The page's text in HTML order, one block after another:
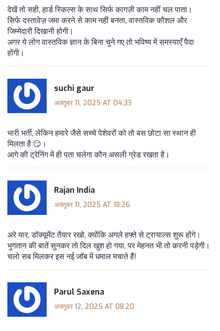
देखें तो सही, हार्ड स्किल्स के साथ सिर्फ कागज़ी काम नहीं चल पाता।
सिर्फ दस्तावेज़ जमा करने से काम नहीं बनता, वास्तविक कौशल और
जिम्मेदारी दिखानी होगी।
अगर ये लोग वास्तविक ज्ञान के बिना चुने गए तो भविष्य में समस्याएँ पैदा
होंगी।
suchi gaur
अक्तूबर 11, 2025 AT 04:33
भारी भर्ती, लेकिन हमारे जैसे सच्चे पेशेवरों को तो बस छोटा सा स्थान ही
मिलता है 😏।
आगे की ट्रेनिंग में ही पता चलेगा कौन असली ग्रेड रखता है।
Rajan India
अक्तूबर 11, 2025 AT 18:26
अरे यार, डॉक्यूमेंट तैयार रखो, क्योंकि अगले हफ्ते से ट्रायाल्स शुरू होंगे।
भुगतान की बातें सुनकर तो दिल खुश हो गया, पर मेहनत भी तो करनी पड़ेगी।
चलो सब मिलकर इस नई जॉब में धमाल मचाते हैं!
Parul Saxena
अक्तूबर 12, 2025 AT 08:20